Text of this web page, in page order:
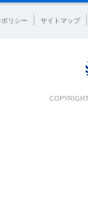
リシー サイトマップ